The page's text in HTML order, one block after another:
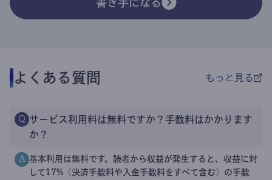
書き手になる
よくある質問 もっと見る
Q サービス利用料は無料ですか？手数料はかかります
か？
A 基本利用は無料です。読者から収益が発生すると、収益に対
して17%（決済手数料や入金手数料をすべて含む）の手数